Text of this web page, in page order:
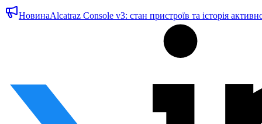
НовинаAlcatraz Console v3: стан пристроїв та історія